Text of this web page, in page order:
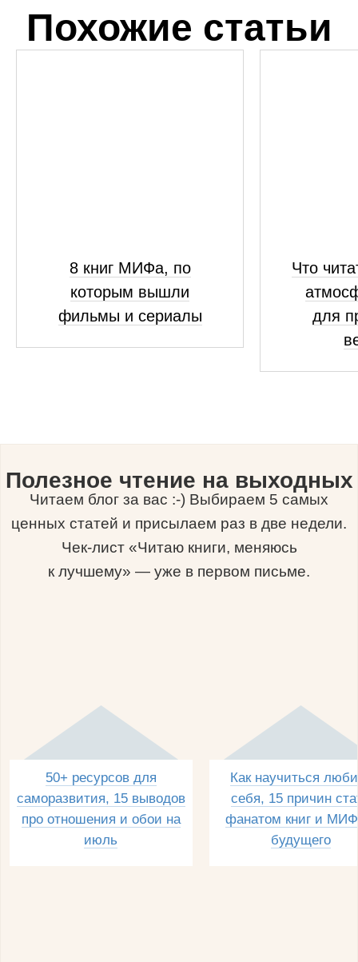
Похожие статьи
8 книг МИФа, по
которым вышли
фильмы и сериалы
Что
для
Полезное чтение на выходных
Читаем блог за вас :-) Выбираем 5 самых
ценных статей и присылаем раз в две недели.
Чек-лист «Читаю книги, меняюсь
к лучшему» — уже в первом письме.
50+ ресурсов для
саморазвития, 15 выводов
про отношения и обои на
июль
Как научиться
себя, 15 причин
фанатом книг и
будущего